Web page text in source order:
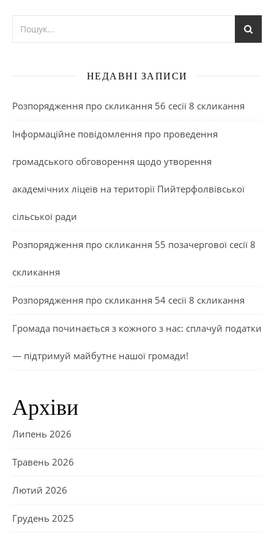
НЕДАВНІ ЗАПИСИ
Розпорядження про скликання 56 сесії 8 скликання
Інформаційне повідомлення про проведення
громадського обговорення щодо утворення
академічних ліцеїв на території Пийтерфолвівської
сільської ради
Розпорядження про скликання 55 позачергової сесії 8
скликання
Розпорядження про скликання 54 сесії 8 скликання
Громада починається з кожного з нас: сплачуй податки
— підтримуй майбутнє нашої громади!
Архіви
Липень 2026
Травень 2026
Лютий 2026
Грудень 2025